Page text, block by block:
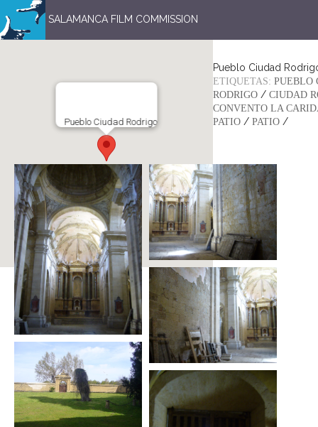
SALAMANCA FILM COMMISSION
Pueblo Ciudad Rodrigo
Pueblo Ciudad
ETIQUETAS: PUEBLO
RODRIGO / CIUDAD
CONVENTO LA
PATIO / PATIO /